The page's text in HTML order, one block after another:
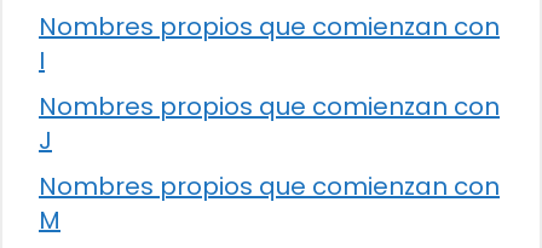
Nombres propios que comienzan con
I
Nombres propios que comienzan con
J
Nombres propios que comienzan con
M